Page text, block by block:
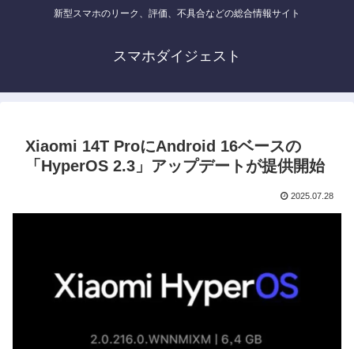
新型スマホのリーク、評価、不具合などの総合情報サイト
スマホダイジェスト
Xiaomi 14T ProにAndroid 16ベースの
「HyperOS 2.3」アップデートが提供開始
2025.07.28